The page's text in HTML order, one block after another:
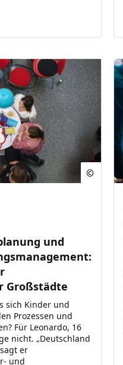
und
Großstädte
sich Kinder und
Prozessen und
Für Leonardo, 16
nicht. „Deutschland
er
und